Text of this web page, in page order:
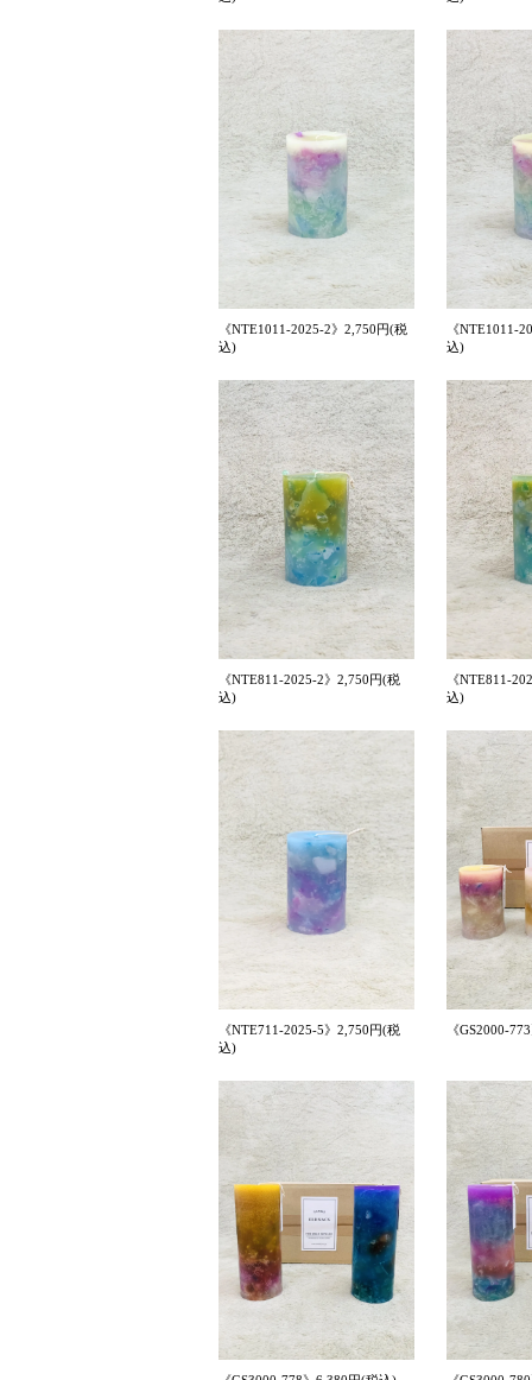
《NTE1011-2025-2》2,750円(税
込)
《NTE1011-
込)
《NTE811-2025-2》2,750円(税
込)
《NTE811-
込)
《NTE711-2025-5》2,750円(税
込)
《GS2000-